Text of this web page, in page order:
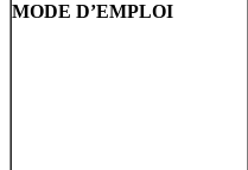
MODE D’EMPLOI